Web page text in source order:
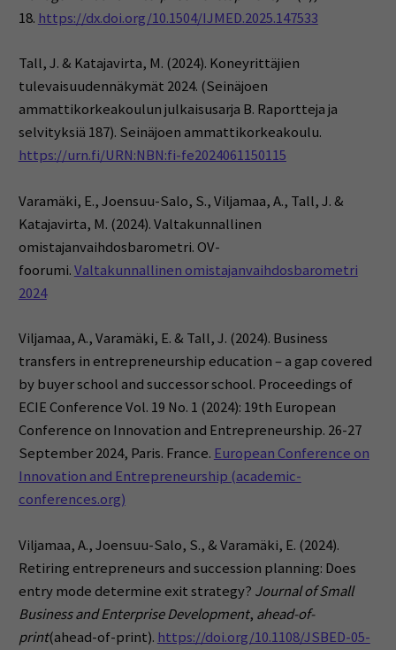
18. https://dx.doi.org/10.1504/IJMED.2025.147533
Tall, J.& Katajavirta, M. (2024). Koneyrittäjien
tulevaisuudennäkymät 2024. (Seinäjoen
ammattikorkeakoulun julkaisusarja B. Raportteja ja
selvityksiä 187). Seinäjoen ammattikorkeakoulu.
https://urn.fi/URN:NBN:fi-fe2024061150115
Varamäki, E., Joensuu-Salo, S., Viljamaa, A., Tall, J. &
Katajavirta, M. (2024). Valtakunnallinen
omistajanvaihdosbarometri. OV-
foorumi.Valtakunnallinen omistajanvaihdosbarometri
2024
Viljamaa, A., Varamäki, E. & Tall, J. (2024). Business
transfers in entrepreneurship education – a gap covered
by buyer school and successor school. Proceedings of
ECIE Conference Vol. 19 No. 1 (2024): 19th European
Conference on Innovation and Entrepreneurship. 26-27
September 2024, Paris. France. European Conference on
Innovation and Entrepreneurship (academic-
conferences.org)
Viljamaa, A., Joensuu-Salo, S., & Varamäki, E. (2024).
Retiring entrepreneurs and succession planning: Does
entry mode determine exit strategy? Journal of Small
Business and Enterprise Development, ahead-of-
print(ahead-of-print). https://doi.org/10.1108/JSBED-05-